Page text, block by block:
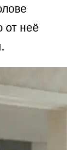
от неё